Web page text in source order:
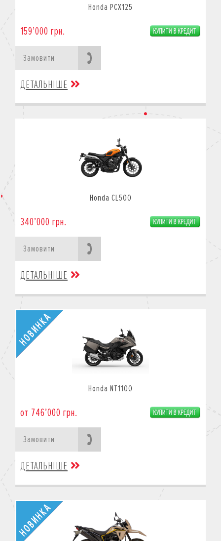
Honda PCX125
159’000 грн.
Замовити
ДЕТАЛЬНІШЕ
Honda CL500
340’000 грн.
Замовити
ДЕТАЛЬНІШЕ
Honda NT1100
от 746’000 грн.
Замовити
ДЕТАЛЬНІШЕ